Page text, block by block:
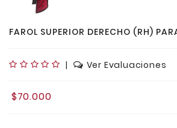
FAROL SUPERIOR DERECHO (RH)
| Ver Evaluaciones
$70.000